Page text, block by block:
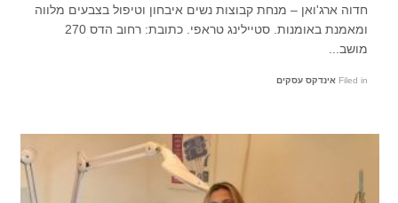
חדוה ארג'ואן – מנחת קבוצות נשים איבחון וטיפול בצבעים מלווה
ומאמנת באומנות. סטיילינג טראפי. כתובת: רחוב הדס 270
מושב...
Filed in אינדקס עסקים